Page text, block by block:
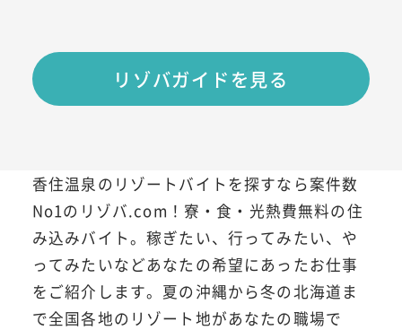
リゾバガイドを見る
香住温泉のリゾートバイトを探すなら案件数
No1のリゾバ.com！寮・食・光熱費無料の住
み込みバイト。稼ぎたい、行ってみたい、や
ってみたいなどあなたの希望にあったお仕事
をご紹介します。夏の沖縄から冬の北海道ま
で全国各地のリゾート地があなたの職場で